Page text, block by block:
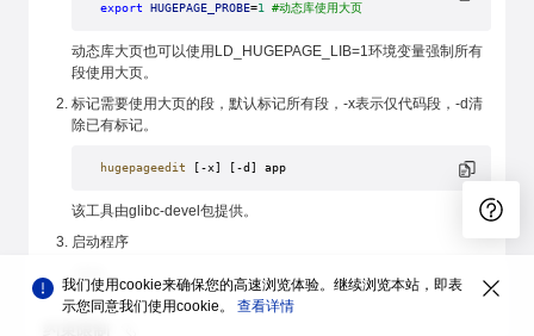
export HUGEPAGE_PROBE=1 #动态库使用大页
动态库大页也可以使用LD_HUGEPAGE_LIB=1环境变量强制所有
段使用大页。
标记需要使用大页的段，默认标记所有段，-x表示仅代码段，-d清
除已有标记。
hugepageedit [-x] [-d] app
该工具由glibc-devel包提供。
启动程序
我们使用cookie来确保您的高速浏览体验。继续浏览本站，即表
示您同意我们使用cookie。 查看详情